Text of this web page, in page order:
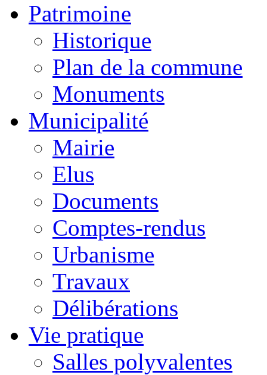
Patrimoine
Historique
Plan de la commune
Monuments
Municipalité
Mairie
Elus
Documents
Comptes-rendus
Urbanisme
Travaux
Délibérations
Vie pratique
Salles polyvalentes